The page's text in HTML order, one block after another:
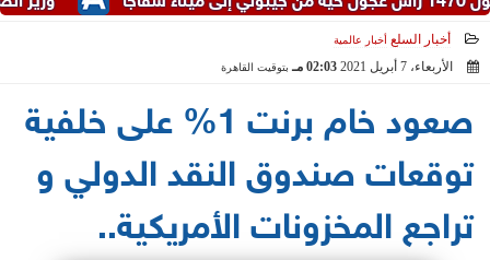
أخبار السلع أخبار عالمية
الأربعاء، 7 أبريل 2021 02:03 مـ بتوقيت القاهرة
صعود خام برنت 1% على خلفية
توقعات صندوق النقد الدولي و
تراجع المخزونات الأمريكية..